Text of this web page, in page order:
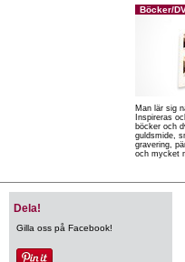
Böcker/
Man lär sig
Inspireras
böcker och
guldsmide,
gravering,
och mycket
Dela!
Gilla oss på Facebook!